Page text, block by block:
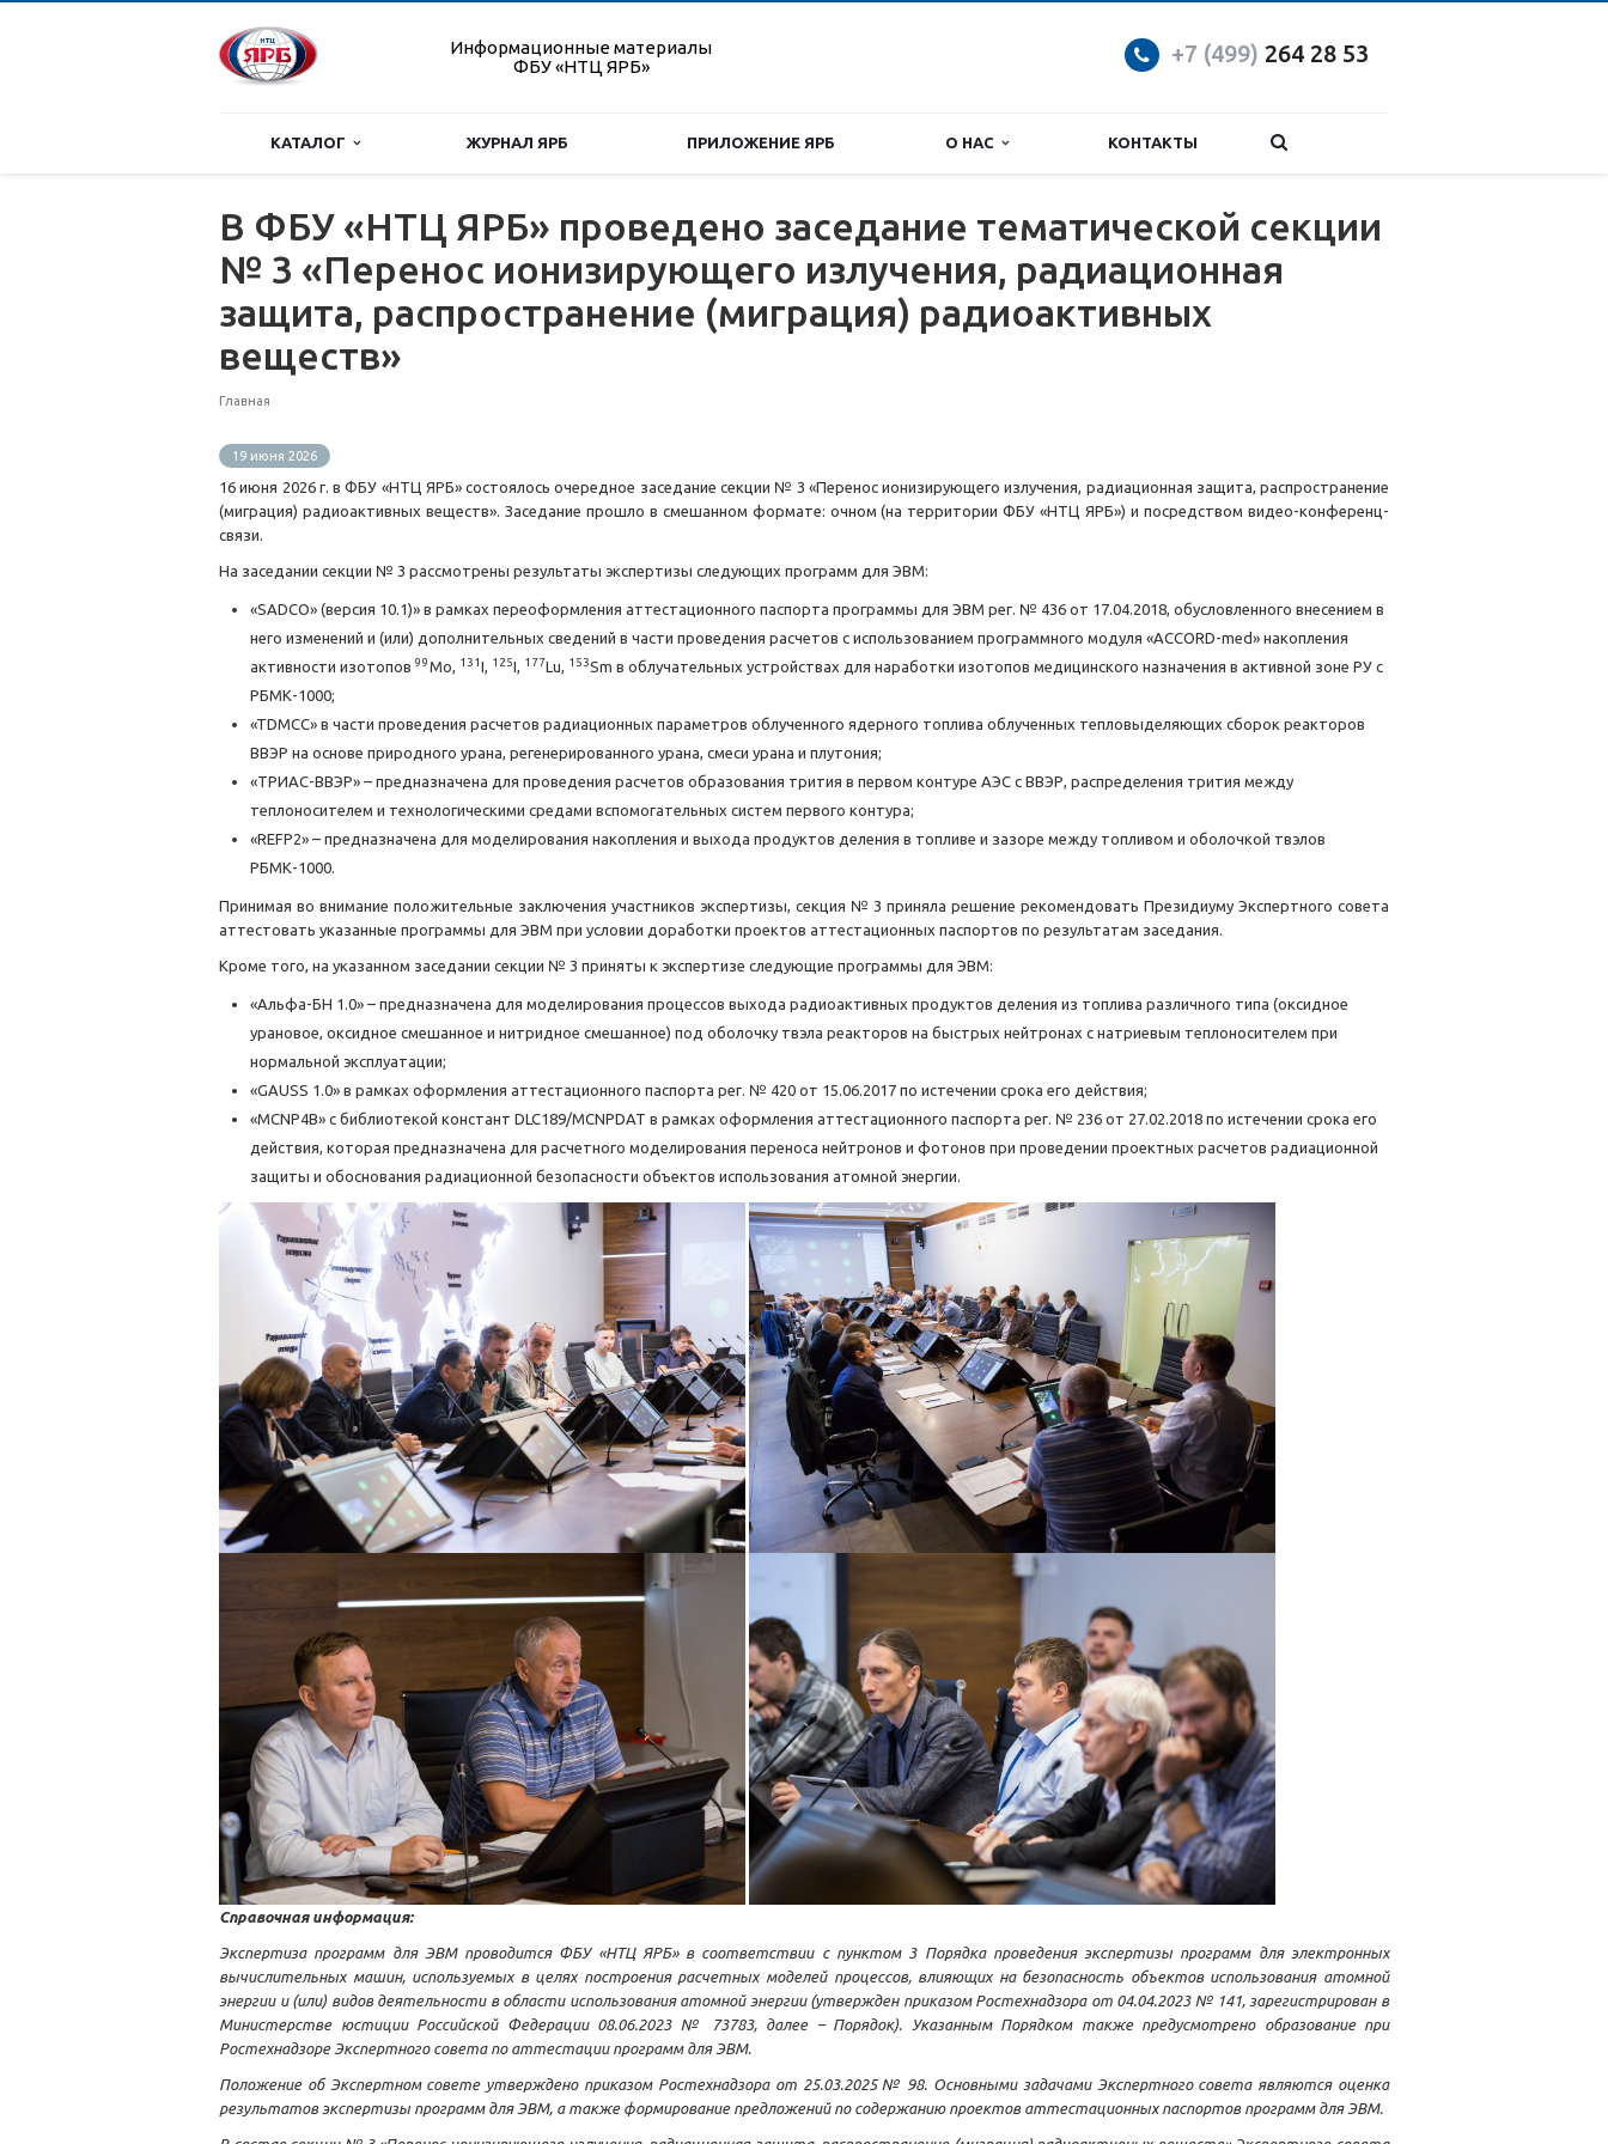
Информационные материалы
ФБУ «НТЦ ЯРБ»
+7 (499) 264 28 53
КАТАЛОГ ЖУРНАЛ ЯРБ ПРИЛОЖЕНИЕ ЯРБ О НАС КОНТАКТЫ
В ФБУ «НТЦ ЯРБ» проведено заседание тематической секции
№ 3 «Перенос ионизирующего излучения, радиационная
защита, распространение (миграция) радиоактивных
веществ»
Главная
19 июня 2026
16 июня 2026 г. в ФБУ «НТЦ ЯРБ» состоялось очередное заседание секции № 3 «Перенос ионизирующего излучения, радиационная защита, распространение
(миграция) радиоактивных веществ». Заседание прошло в смешанном формате: очном (на территории ФБУ «НТЦ ЯРБ») и посредством видео-конференц-
связи.
На заседании секции № 3 рассмотрены результаты экспертизы следующих программ для ЭВМ:
«SADCO» (версия 10.1)» в рамках переоформления аттестационного паспорта программы для ЭВМ рег. № 436 от 17.04.2018, обусловленного внесением в
него изменений и (или) дополнительных сведений в части проведения расчетов с использованием программного модуля «ACCORD-med» накопления
активности изотопов 99Mo, 131I, 125I, 177Lu, 153Sm в облучательных устройствах для наработки изотопов медицинского назначения в активной зоне РУ с
РБМК-1000;
«TDMCC» в части проведения расчетов радиационных параметров облученного ядерного топлива облученных тепловыделяющих сборок реакторов
ВВЭР на основе природного урана, регенерированного урана, смеси урана и плутония;
«ТРИАС-ВВЭР» – предназначена для проведения расчетов образования трития в первом контуре АЭС с ВВЭР, распределения трития между
теплоносителем и технологическими средами вспомогательных систем первого контура;
«REFP2» – предназначена для моделирования накопления и выхода продуктов деления в топливе и зазоре между топливом и оболочкой твэлов
РБМК-1000.
Принимая во внимание положительные заключения участников экспертизы, секция № 3 приняла решение рекомендовать Президиуму Экспертного совета
аттестовать указанные программы для ЭВМ при условии доработки проектов аттестационных паспортов по результатам заседания.
Кроме того, на указанном заседании секции № 3 приняты к экспертизе следующие программы для ЭВМ:
«Альфа-БН 1.0» – предназначена для моделирования процессов выхода радиоактивных продуктов деления из топлива различного типа (оксидное
урановое, оксидное смешанное и нитридное смешанное) под оболочку твэла реакторов на быстрых нейтронах с натриевым теплоносителем при
нормальной эксплуатации;
«GAUSS 1.0» в рамках оформления аттестационного паспорта рег. № 420 от 15.06.2017 по истечении срока его действия;
«MCNP4B» с библиотекой констант DLC189/MCNPDAT в рамках оформления аттестационного паспорта рег. № 236 от 27.02.2018 по истечении срока его
действия, которая предназначена для расчетного моделирования переноса нейтронов и фотонов при проведении проектных расчетов радиационной
защиты и обоснования радиационной безопасности объектов использования атомной энергии.
Справочная информация:
Экспертиза программ для ЭВМ проводится ФБУ «НТЦ ЯРБ» в соответствии с пунктом 3 Порядка проведения экспертизы программ для электронных
вычислительных машин, используемых в целях построения расчетных моделей процессов, влияющих на безопасность объектов использования атомной
энергии и (или) видов деятельности в области использования атомной энергии (утвержден приказом Ростехнадзора от 04.04.2023 № 141, зарегистрирован в
Министерстве юстиции Российской Федерации 08.06.2023 № 73783, далее – Порядок). Указанным Порядком также предусмотрено образование при
Ростехнадзоре Экспертного совета по аттестации программ для ЭВМ.
Положение об Экспертном совете утверждено приказом Ростехнадзора от 25.03.2025 № 98. Основными задачами Экспертного совета являются оценка
результатов экспертизы программ для ЭВМ, а также формирование предложений по содержанию проектов аттестационных паспортов программ для ЭВМ.